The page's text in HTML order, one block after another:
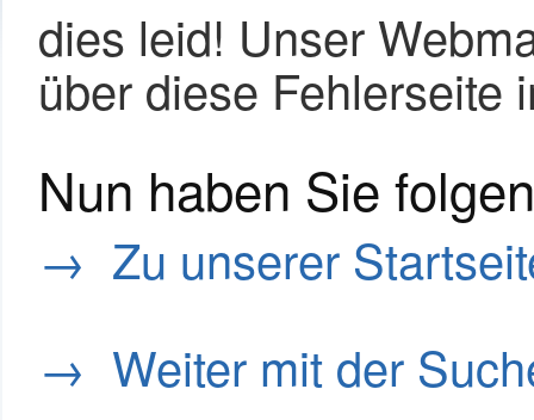
dies leid! Unser
über diese Fehlerseite
Nun haben Sie
→ Zu unserer
→ Weiter mit der